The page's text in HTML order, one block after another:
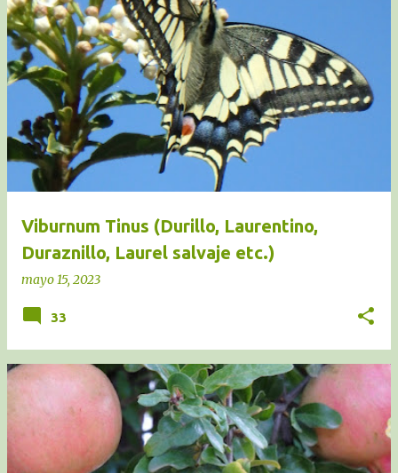
Viburnum Tinus (Durillo, Laurentino,
Duraznillo, Laurel salvaje etc.)
mayo 15, 2023
33